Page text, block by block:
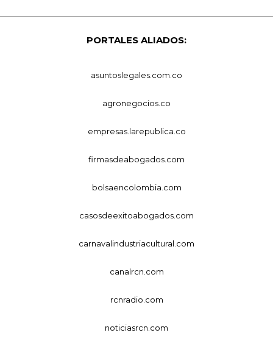
PORTALES ALIADOS:
asuntoslegales.com.co
agronegocios.co
empresas.larepublica.co
firmasdeabogados.com
bolsaencolombia.com
casosdeexitoabogados.com
carnavalindustriacultural.com
canalrcn.com
rcnradio.com
noticiasrcn.com